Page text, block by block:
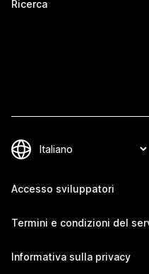
Ricerca
Accesso sviluppatori
Termini e condizioni del
Informativa sulla privacy